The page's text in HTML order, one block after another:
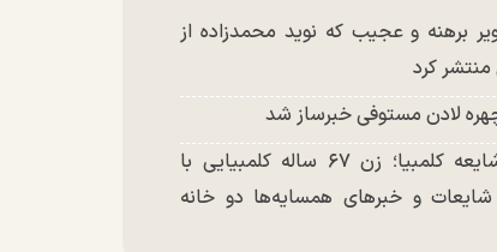
برهنه و عجیب که نوید محمدزاده از
کرد
لادن مستوفی خبرساز شد
ملکه شایعه کلمبیا؛ زن ۶۷ ساله کلمبیایی با
و خبر‌های همسایه‌ها دو خانه